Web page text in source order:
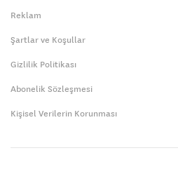
Reklam
Şartlar ve Koşullar
Gizlilik Politikası
Abonelik Sözleşmesi
Kişisel Verilerin Korunması